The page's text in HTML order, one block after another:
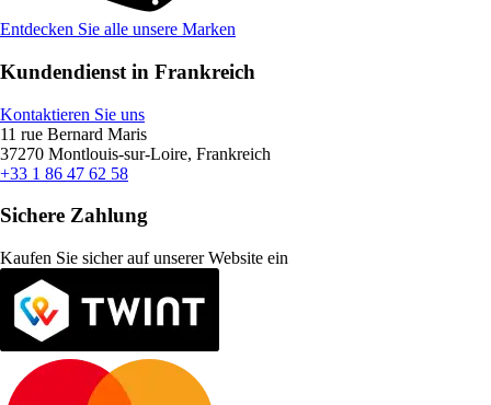
Entdecken Sie alle unsere Marken
Kundendienst in Frankreich
Kontaktieren Sie uns
11 rue Bernard Maris
37270 Montlouis-sur-Loire, Frankreich
+33 1 86 47 62 58
Sichere Zahlung
Kaufen Sie sicher auf unserer Website ein